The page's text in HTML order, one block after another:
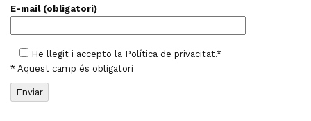
E-mail (obligatori)
He llegit i accepto la Política de privacitat.*
* Aquest camp és obligatori